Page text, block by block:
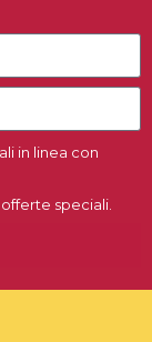
in linea con
speciali.